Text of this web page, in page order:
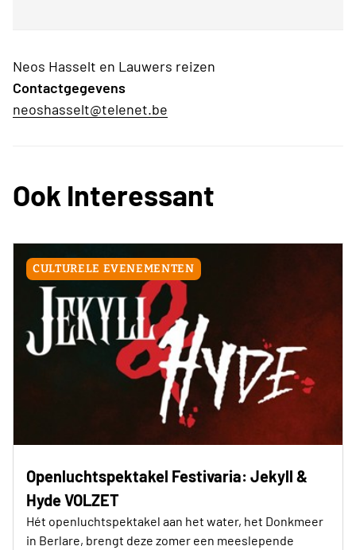
Neos Hasselt en Lauwers reizen
Contactgegevens
neoshasselt@telenet.be
Ook Interessant
CULTURELE EVENEMENTEN
Openluchtspektakel Festivaria: Jekyll &
Hyde VOLZET
Hét openluchtspektakel aan het water, het Donkmeer
in Berlare, brengt deze zomer een meeslepende